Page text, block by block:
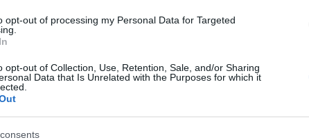
opt-out of processing my Personal Data for Targeted
opt-out of Collection, Use, Retention, Sale, and/or Sharing
Data that Is Unrelated with the Purposes for which it
più antiche del mondo, impiegata da
alimenti e migliorarne il sapore. Questo
ma trasforma il cibo in qualcosa di
utilizzata per creare sapori unici e complessi.
ricco di